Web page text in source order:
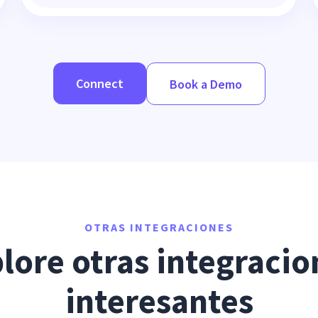
Connect Book a Demo
OTRAS INTEGRACIONES
otras
interesantes